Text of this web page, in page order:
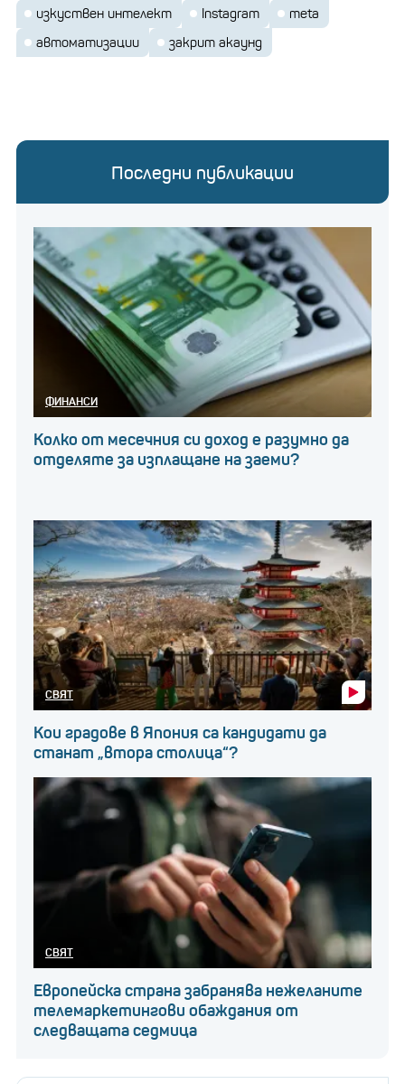
изкуствен интелект Instagram
meta
автоматизации
закрит акаунд
Последни публикации
ФИНАНСИ
Колко от месечния си доход е разумно да
отделяте за изплащане на заеми?
СВЯТ
Кои градове в Япония са кандидати да
станат „втора столица“?
СВЯТ
Европейска страна забранява нежеланите
телемаркетингови обаждания от
следващата седмица